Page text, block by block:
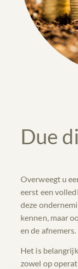
Due
Overweegt u
eerst een
deze
kennen, maar
en de afnemers.
Het is
zowel op